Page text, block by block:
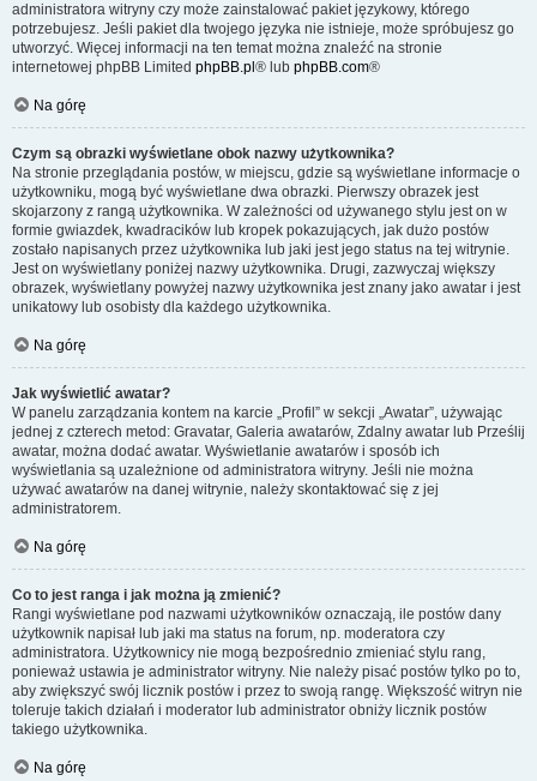
administratora witryny czy może zainstalować pakiet językowy, którego
potrzebujesz. Jeśli pakiet dla twojego języka nie istnieje, może spróbujesz go
utworzyć. Więcej informacji na ten temat można znaleźć na stronie
internetowej phpBB Limited phpBB.pl ® lub phpBB.com®
Na górę
Czym są obrazki wyświetlane obok nazwy użytkownika?
Na stronie przeglądania postów, w miejscu, gdzie są wyświetlane informacje o
użytkowniku, mogą być wyświetlane dwa obrazki. Pierwszy obrazek jest
skojarzony z rangą użytkownika. W zależności od używanego stylu jest on w
formie gwiazdek, kwadracików lub kropek pokazujących, jak dużo postów
zostało napisanych przez użytkownika lub jaki jest jego status na tej witrynie.
Jest on wyświetlany poniżej nazwy użytkownika. Drugi, zazwyczaj większy
obrazek, wyświetlany powyżej nazwy użytkownika jest znany jako awatar i jest
unikatowy lub osobisty dla każdego użytkownika.
Na górę
Jak wyświetlić awatar?
W panelu zarządzania kontem na karcie „Profil” w sekcji „Awatar”, używając
jednej z czterech metod: Gravatar, Galeria awatarów, Zdalny awatar lub Prześlij
awatar, można dodać awatar. Wyświetlanie awatarów i sposób ich
wyświetlania są uzależnione od administratora witryny. Jeśli nie można
używać awatarów na danej witrynie, należy skontaktować się z jej
administratorem.
Na górę
Co to jest ranga i jak można ją zmienić?
Rangi wyświetlane pod nazwami użytkowników oznaczają, ile postów dany
użytkownik napisał lub jaki ma status na forum, np. moderatora czy
administratora. Użytkownicy nie mogą bezpośrednio zmieniać stylu rang,
ponieważ ustawia je administrator witryny. Nie należy pisać postów tylko po to,
aby zwiększyć swój licznik postów i przez to swoją rangę. Większość witryn nie
toleruje takich działań i moderator lub administrator obniży licznik postów
takiego użytkownika.
Na górę